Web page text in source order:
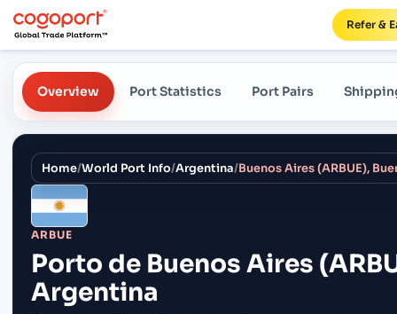
Refer &
Overview Port Statistics Port Pairs
Home/World Port Info/Argentina/Buenos Aires (ARBUE),
ARBUE
Porto de Buenos Aires
Argentina